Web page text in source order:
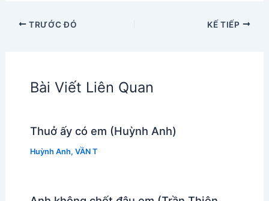
TRƯỚC ĐÓ KẾ TIẾP
Bài Viết Liên Quan
Thuở ấy có em (Huỳnh Anh)
Huỳnh Anh, VẦN T